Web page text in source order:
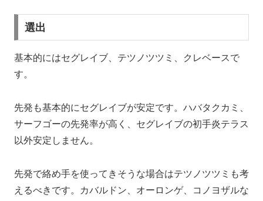
選出
基本的にはセグレイブ、テツノツツミ、クレベースで
す。
先発も基本的にセグレイブが安定です。ハバタクカミ、
サーフゴーの先発率が高く、セグレイブの初手炎テラス
以外安定しません。
先発で絡め手を使ってきそうな場合はテツノツツミも考
えるべきです。カバルドン、オーロンゲ、コノヨザルな